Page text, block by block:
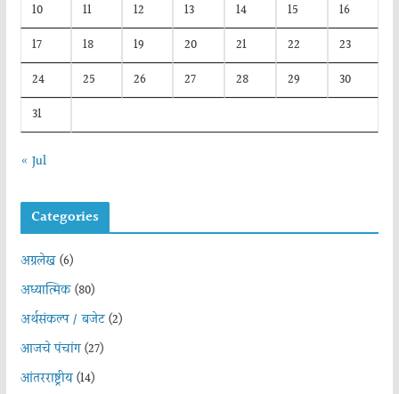
10
11 12 13 14 15
16
17
18 19 20 21 22
23
24
25 26 27 28 29
30
31
« Jul
Categories
अग्रलेख(6)
अध्यात्मिक(80)
अर्थसंकल्प / बजेट(2)
आजचे पंचांग(27)
आंतरराष्ट्रीय(14)